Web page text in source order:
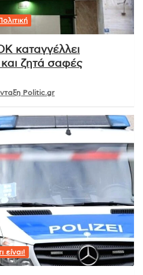
καταγγέλλει
ζητά σαφές
Politic.gr
είναι!